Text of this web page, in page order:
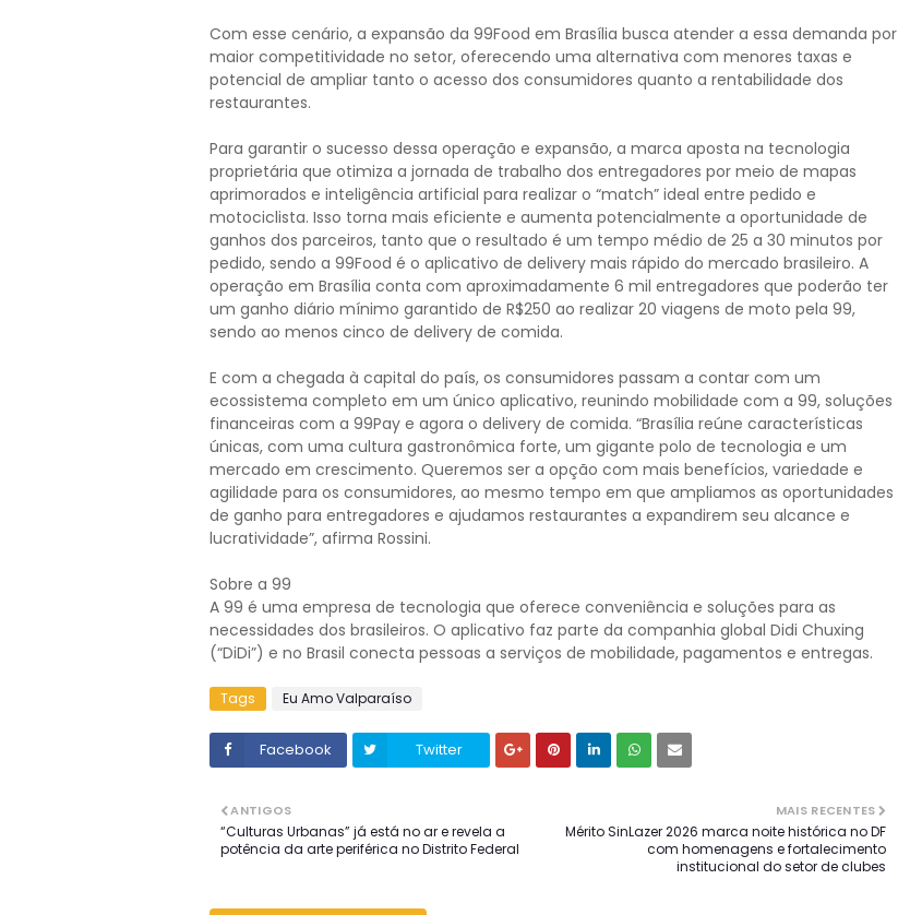
Com esse cenário, a expansão da 99Food em Brasília busca atender a essa demanda por
maior competitividade no setor, oferecendo uma alternativa com menores taxas e
potencial de ampliar tanto o acesso dos consumidores quanto a rentabilidade dos
restaurantes.
Para garantir o sucesso dessa operação e expansão, a marca aposta na tecnologia
proprietária que otimiza a jornada de trabalho dos entregadores por meio de mapas
aprimorados e inteligência artificial para realizar o “match” ideal entre pedido e
motociclista. Isso torna mais eficiente e aumenta potencialmente a oportunidade de
ganhos dos parceiros, tanto que o resultado é um tempo médio de 25 a 30 minutos por
pedido, sendo a 99Food é o aplicativo de delivery mais rápido do mercado brasileiro. A
operação em Brasília conta com aproximadamente 6 mil entregadores que poderão ter
um ganho diário mínimo garantido de R$250 ao realizar 20 viagens de moto pela 99,
sendo ao menos cinco de delivery de comida.
E com a chegada à capital do país, os consumidores passam a contar com um
ecossistema completo em um único aplicativo, reunindo mobilidade com a 99, soluções
financeiras com a 99Pay e agora o delivery de comida. “Brasília reúne características
únicas, com uma cultura gastronômica forte, um gigante polo de tecnologia e um
mercado em crescimento. Queremos ser a opção com mais benefícios, variedade e
agilidade para os consumidores, ao mesmo tempo em que ampliamos as oportunidades
de ganho para entregadores e ajudamos restaurantes a expandirem seu alcance e
lucratividade”, afirma Rossini.
Sobre a 99
A 99 é uma empresa de tecnologia que oferece conveniência e soluções para as
necessidades dos brasileiros. O aplicativo faz parte da companhia global Didi Chuxing
(“DiDi”) e no Brasil conecta pessoas a serviços de mobilidade, pagamentos e entregas.
Tags Eu Amo Valparaíso
Facebook Twitter
MAIS RECENTES
Mérito SinLazer 2026 marca noite histórica no DF
com homenagens e fortalecimento
institucional do setor de clubes
ANTIGOS
“Culturas Urbanas” já está no ar e revela a
potência da arte periférica no Distrito Federal